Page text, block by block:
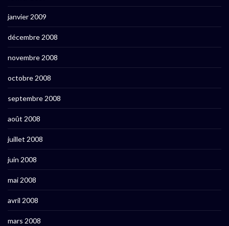
janvier 2009
décembre 2008
novembre 2008
octobre 2008
septembre 2008
août 2008
juillet 2008
juin 2008
mai 2008
avril 2008
mars 2008